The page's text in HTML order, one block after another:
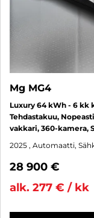
Mg MG4
Luxury 64 kWh - 6 kk
Tehdastakuu,
vakkari, 360-kamera,
2025 , Automaatti,
28 900 €
alk. 277 € / kk